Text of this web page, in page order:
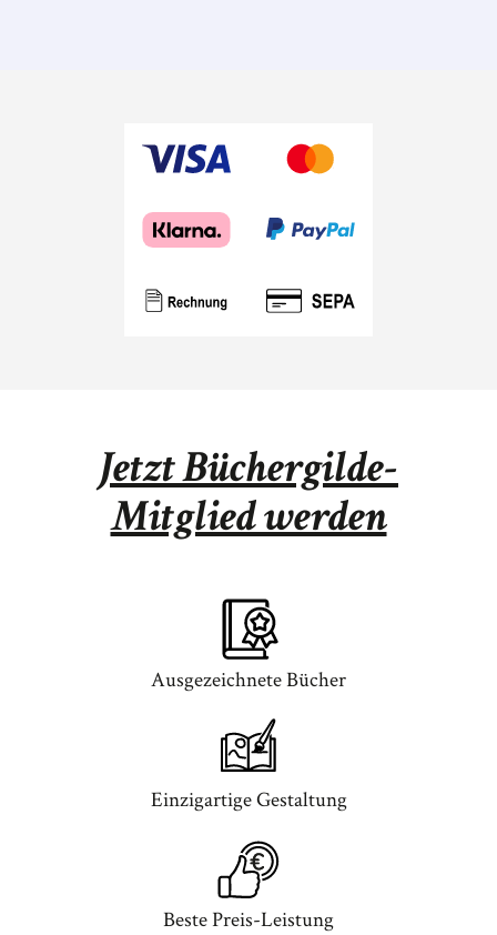
Jetzt Büchergilde-
Mitglied werden
Ausgezeichnete Bücher
Einzigartige Gestaltung
Beste Preis-Leistung